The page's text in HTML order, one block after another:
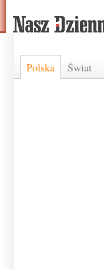
Polska Świat